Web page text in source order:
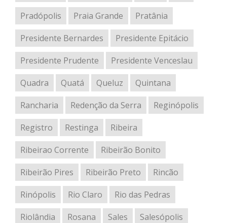
Pradópolis
Praia Grande
Pratânia
Presidente Bernardes
Presidente Epitácio
Presidente Prudente
Presidente Venceslau
Quadra
Quatá Queluz
Quintana
Rancharia
Redenção da Serra
Reginópolis
Registro
Restinga
Ribeira
Ribeirao Corrente
Ribeirão Bonito
Ribeirão Pires
Ribeirão Preto
Rincão
Rinópolis
Rio Claro
Rio das Pedras
Riolândia
Rosana Sales
Salesópolis